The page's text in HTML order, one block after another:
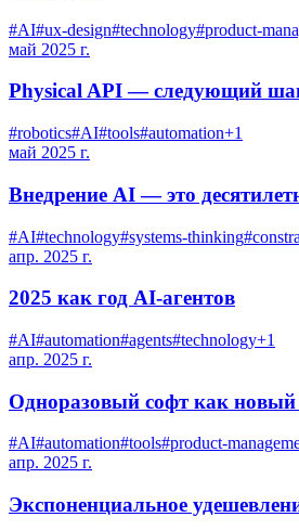
#AI#ux-design#technology#product-
май 2025 г.
Physical API — следующий
#robotics#AI#tools#automation+1
май 2025 г.
Внедрение AI — это
#AI#technology#systems-thinking#
апр. 2025 г.
2025 как год AI-агентов
#AI#automation#agents#technology+1
апр. 2025 г.
Одноразовый софт как новый
#AI#automation#tools#product-
апр. 2025 г.
Экспоненциальное